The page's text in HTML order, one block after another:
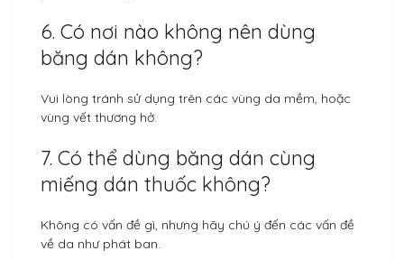
6. Có nơi nào không nên dùng
băng dán không?
Vui lòng tránh sử dụng trên các vùng da mềm, hoặc
vùng vết thương hở.
7. Có thể dùng băng dán cùng
miếng dán thuốc không?
Không có vấn đề gì, nhưng hãy chú ý đến các vấn đề
về da như phát ban.